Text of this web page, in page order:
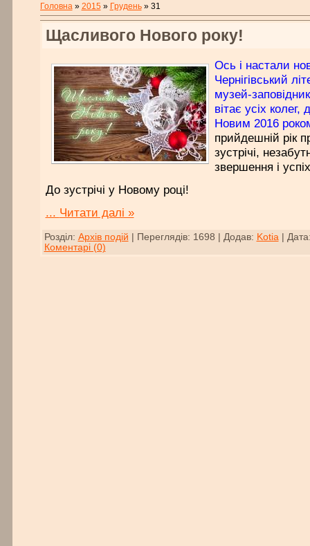
Головна» 2015 » Грудень » 31
Щасливого Нового року!
Ось і настали
Чернігівський
музей-
вітає усіх колег,
Новим 2016
прийдешній рік
зустрічі,
звершення і
До зустрічі у Новому році!
... Читати далі »
Розділ: Архів подій Переглядів: 1698 Додав: Kotia|
Коментарі (0)